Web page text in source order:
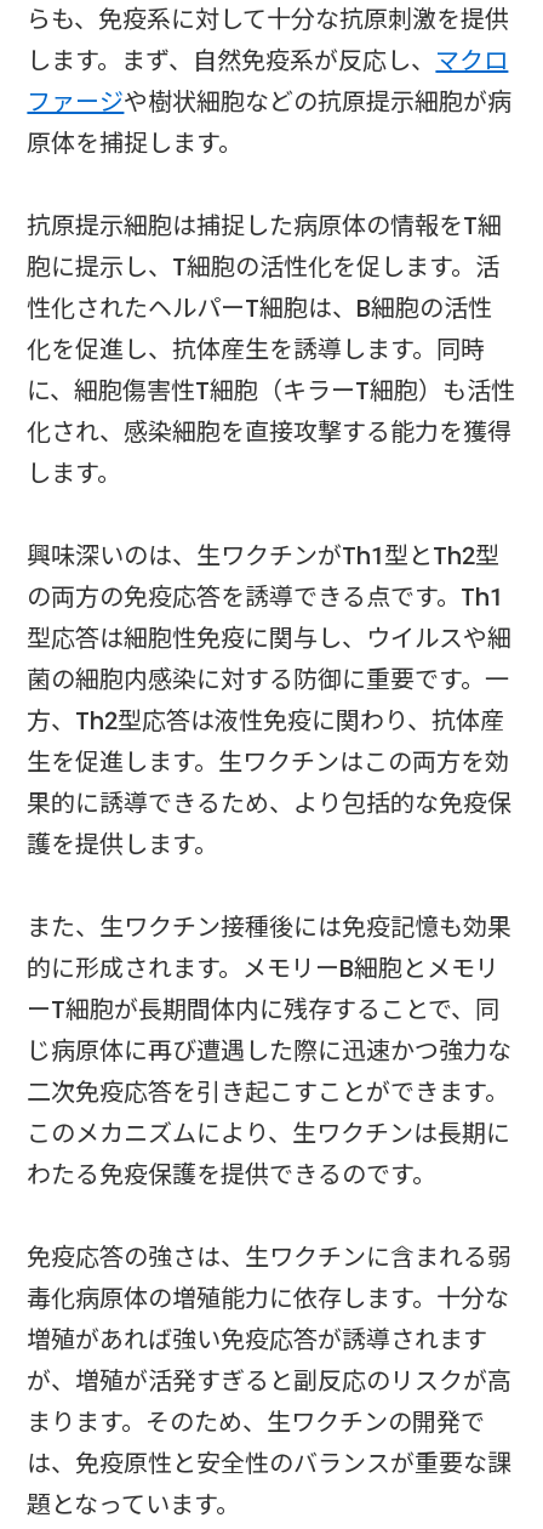
らも、免疫系に対して十分な抗原刺激を提供
します。まず、自然免疫系が反応し、 マクロ
ファージや樹状細胞などの抗原提示細胞が病
原体を捕捉します。
抗原提示細胞は捕捉した病原体の情報をT細
胞に提示し、T細胞の活性化を促します。活
性化されたヘルパーT細胞は、B細胞の活性
化を促進し、抗体産生を誘導します。同時
に、細胞傷害性T細胞（キラーT細胞）も活性
化され、感染細胞を直接攻撃する能力を獲得
します。
興味深いのは、生ワクチンがTh1型とTh2型
の両方の免疫応答を誘導できる点です。Th1
型応答は細胞性免疫に関与し、ウイルスや細
菌の細胞内感染に対する防御に重要です。一
方、Th2型応答は液性免疫に関わり、抗体産
生を促進します。生ワクチンはこの両方を効
果的に誘導できるため、より包括的な免疫保
護を提供します。
また、生ワクチン接種後には免疫記憶も効果
的に形成されます。メモリーB細胞とメモリ
ーT細胞が長期間体内に残存することで、同
じ病原体に再び遭遇した際に迅速かつ強力な
二次免疫応答を引き起こすことができます。
このメカニズムにより、生ワクチンは長期に
わたる免疫保護を提供できるのです。
免疫応答の強さは、生ワクチンに含まれる弱
毒化病原体の増殖能力に依存します。十分な
増殖があれば強い免疫応答が誘導されます
が、増殖が活発すぎると副反応のリスクが高
まります。そのため、生ワクチンの開発で
は、免疫原性と安全性のバランスが重要な課
題となっています。